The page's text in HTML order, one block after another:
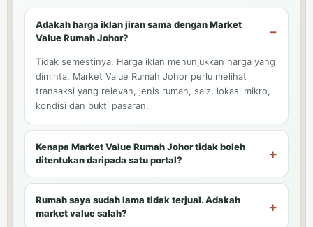
Adakah harga iklan jiran sama dengan Market
Value Rumah Johor?
Tidak semestinya. Harga iklan menunjukkan harga yang
diminta. Market Value Rumah Johor perlu melihat
transaksi yang relevan, jenis rumah, saiz, lokasi mikro,
kondisi dan bukti pasaran.
Kenapa Market Value Rumah Johor tidak boleh
ditentukan daripada satu portal?
Rumah saya sudah lama tidak terjual. Adakah
market value salah?